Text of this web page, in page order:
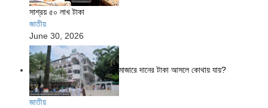
সাশ্রয় ৫০ লাখ টাকা
জাতীয়
June 30, 2026
মাজারে দানের টাকা আসলে কোথায় যায়?
জাতীয়